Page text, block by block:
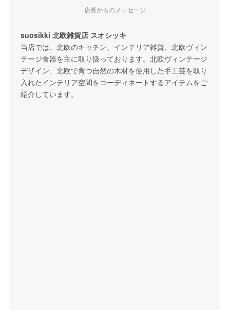
店長からのメッセージ
suosikki 北欧雑貨店 スオシッキ
当店では、北欧のキッチン、インテリア雑貨、北欧ヴィン
テージ食器を主に取り扱っております。北欧ヴィンテージ
デザイン、北欧で育つ自然の木材を使用した手工芸を取り
入れたインテリア空間をコーディネートするアイテムをご
紹介しています。